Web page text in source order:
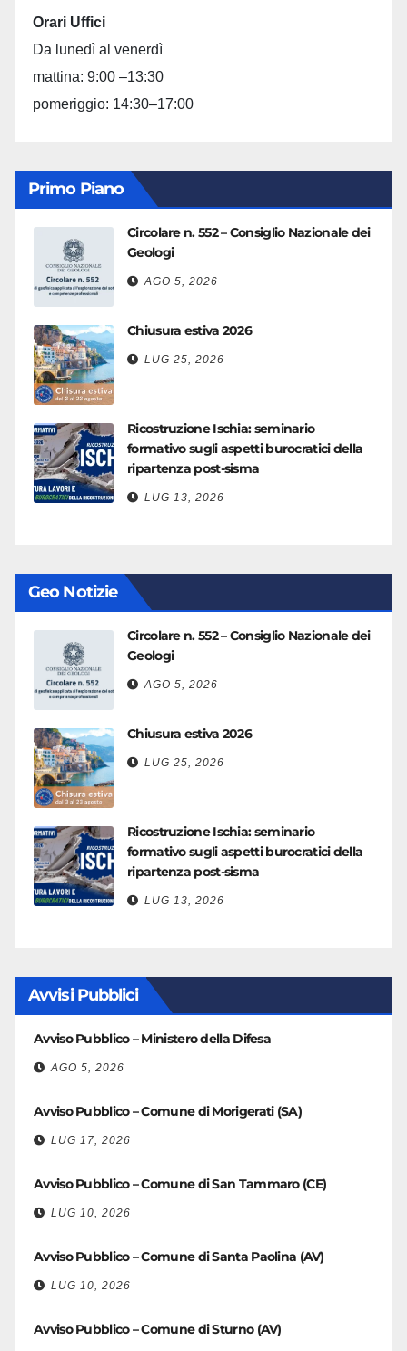
Orari Uffici
Da lunedì al venerdì
mattina: 9:00 –13:30
pomeriggio: 14:30–17:00
Primo Piano
Circolare n. 552 – Consiglio Nazionale dei
Geologi
AGO 5, 2026
Chiusura estiva 2026
LUG 25, 2026
Ricostruzione Ischia: seminario
formativo sugli aspetti burocratici della
ripartenza post-sisma
LUG 13, 2026
Geo Notizie
Circolare n. 552 – Consiglio Nazionale dei
Geologi
AGO 5, 2026
Chiusura estiva 2026
LUG 25, 2026
Ricostruzione Ischia: seminario
formativo sugli aspetti burocratici della
ripartenza post-sisma
LUG 13, 2026
Avvisi Pubblici
Avviso Pubblico – Ministero della Difesa
AGO 5, 2026
Avviso Pubblico – Comune di Morigerati (SA)
LUG 17, 2026
Avviso Pubblico – Comune di San Tammaro (CE)
LUG 10, 2026
Avviso Pubblico – Comune di Santa Paolina (AV)
LUG 10, 2026
Avviso Pubblico – Comune di Sturno (AV)